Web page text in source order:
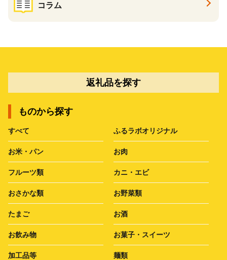
コラム
返礼品を探す
ものから探す
すべて ふるラボオリジナル
お米・パン お肉
フルーツ類 カニ・エビ
おさかな類 お野菜類
たまご お酒
お飲み物 お菓子・スイーツ
加工品等 麺類